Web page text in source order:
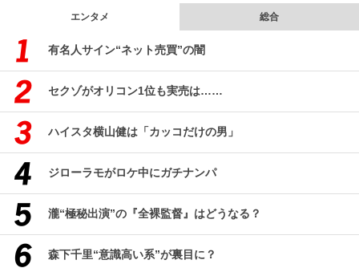
エンタメ 総合
有名人サイン“ネット売買”の闇
セクゾがオリコン1位も実売は……
ハイスタ横山健は「カッコだけの男」
ジローラモがロケ中にガチナンパ
瀧“極秘出演”の『全裸監督』はどうなる？
森下千里“意識高い系”が裏目に？